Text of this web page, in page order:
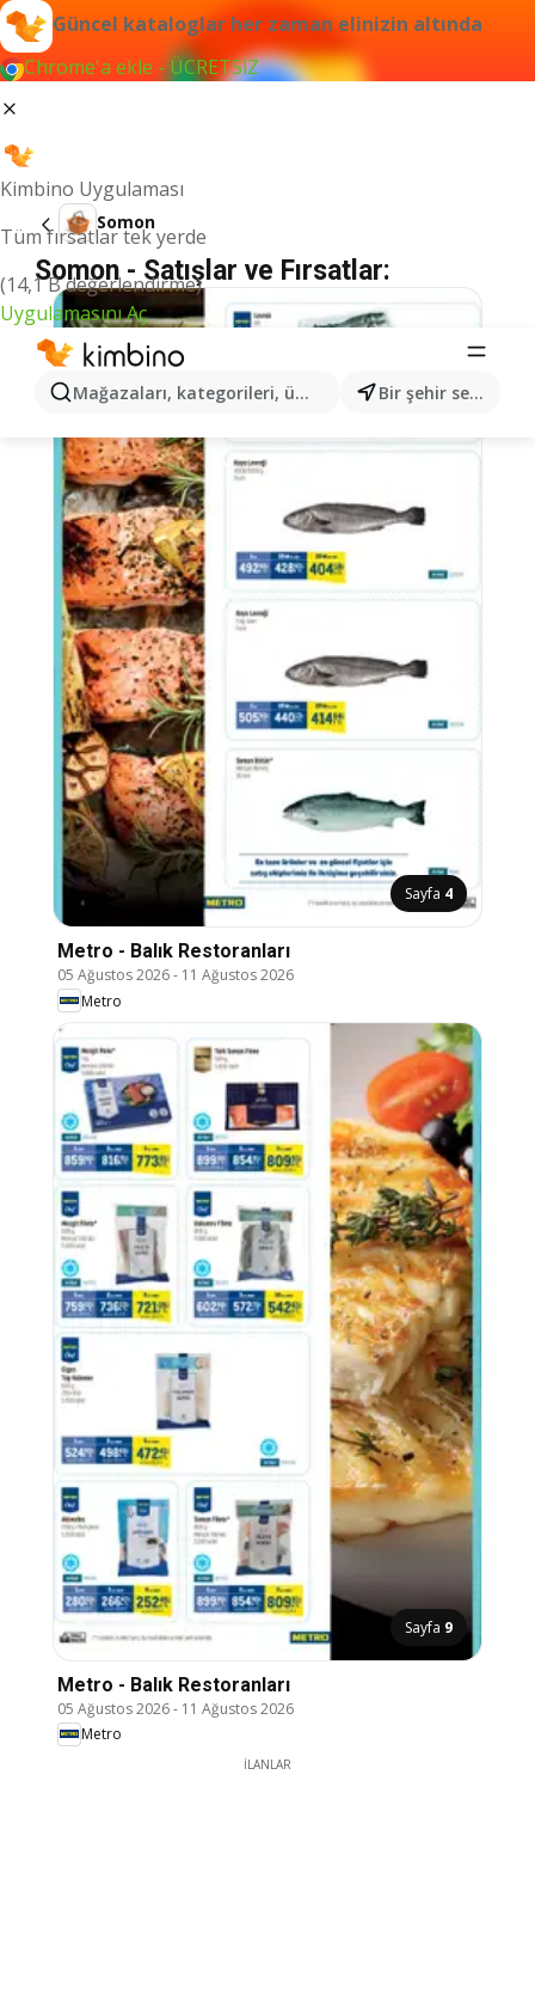
Güncel kataloglar her zaman elinizin altında
Chrome'a ekle - ÜCRETSİZ
Kimbino Uygulaması
Tüm fırsatlar tek yerde
(14,1 B değerlendirme)
Uygulamasını Aç
Mağazaları, kategorileri, ürünleri arayın... Bir şehir seçin
Somon
Somon - Satışlar ve Fırsatlar:
Sayfa 4
Metro - Balık Restoranları
05 Ağustos 2026- 11 Ağustos 2026
Metro
Sayfa 9
Metro - Balık Restoranları
05 Ağustos 2026- 11 Ağustos 2026
Metro
İLANLAR